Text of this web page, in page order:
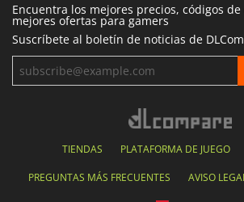
Encuentra los mejores precios, códigos
mejores ofertas para gamers
Suscríbete al boletín de noticias de
TIENDAS PLATAFORMA DE JUEGO
PREGUNTAS MÁS FRECUENTES AVISO